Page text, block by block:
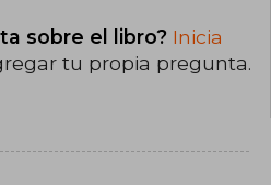
sobre el libro? Inicia
tu propia pregunta.